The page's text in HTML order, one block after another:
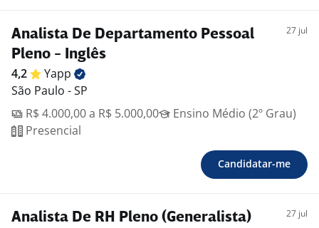
Analista De Departamento Pessoal
Pleno - Inglês
27 jul
4,2
Yapp
São Paulo - SP
R$ 4.000,00 a R$ 5.000,00
Ensino Médio (2º Grau)
Presencial
Candidatar-me
Analista De RH Pleno (Generalista) 27 jul